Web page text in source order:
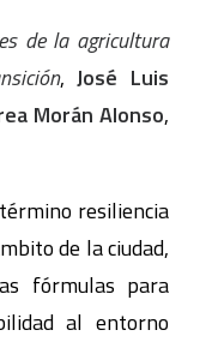
de la agricultura
,José Luis
Morán Alonso,
resiliencia
de la ciudad,
fórmulas para
al entorno